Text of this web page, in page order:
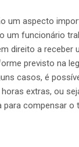
um aspecto
um funcionário
direito a receber
previsto na
casos, é
extras, ou
compensar o